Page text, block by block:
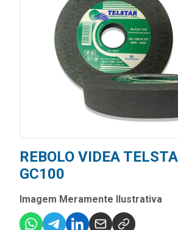
REBOLO VIDEA
GC100
Imagem Meramente Ilustrativa